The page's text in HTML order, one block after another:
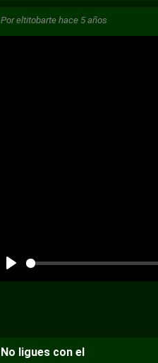
Poreltitobartehace 5 años
No ligues con el